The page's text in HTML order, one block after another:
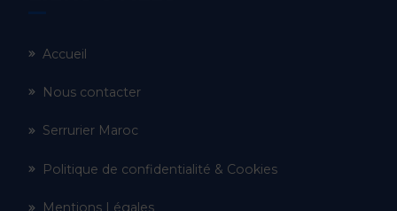
Accueil
Nous contacter
Serrurier Maroc
Politique de confidentialité & Cookies
Mentions Légales